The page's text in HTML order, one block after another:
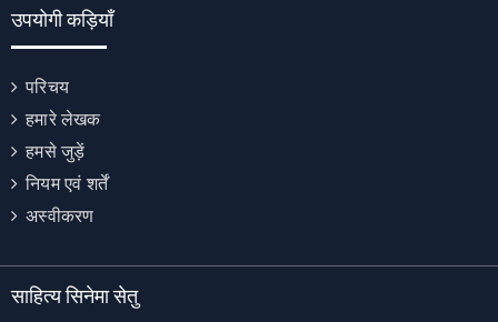
उपयोगी कड़ियाँ
परिचय
हमारे लेखक
हमसे जुड़ें
नियम एवं शर्तें
अस्वीकरण
साहित्य सिनेमा सेतु